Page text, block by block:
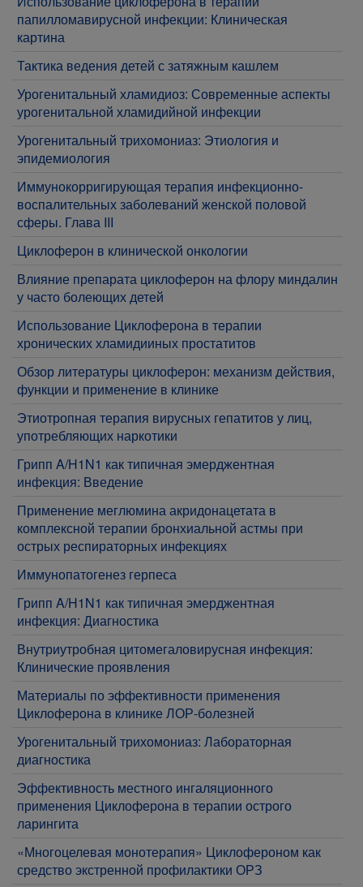
папилломавирусной инфекции: Клиническая
картина
Тактика ведения детей с затяжным кашлем
Урогенитальный хламидиоз: Современные аспекты
урогенитальной хламидийной инфекции
Урогенитальный трихомониаз: Этиология и
эпидемиология
Иммунокорригирующая терапия инфекционно-
воспалительных заболеваний женской половой
сферы. Глава III
Циклоферон в клинической онкологии
Влияние препарата циклоферон на флору миндалин
у часто болеющих детей
Использование Циклоферона в терапии
хронических хламидииных простатитов
Обзор литературы циклоферон: механизм действия,
функции и применение в клинике
Этиотропная терапия вирусных гепатитов у лиц,
употребляющих наркотики
Грипп A/H1N1 как типичная эмерджентная
инфекция: Введение
Применение меглюмина акридонацетата в
комплексной терапии бронхиальной астмы при
острых респираторных инфекциях
Иммунопатогенез герпеса
Грипп A/H1N1 как типичная эмерджентная
инфекция: Диагностика
Внутриутробная цитомегаловирусная инфекция:
Клинические проявления
Материалы по эффективности применения
Циклоферона в клинике ЛОР-болезней
Урогенитальный трихомониаз: Лабораторная
диагностика
Эффективность местного ингаляционного
применения Циклоферона в терапии острого
ларингита
«Многоцелевая монотерапия» Циклофероном как
средство экстренной профилактики ОРЗ